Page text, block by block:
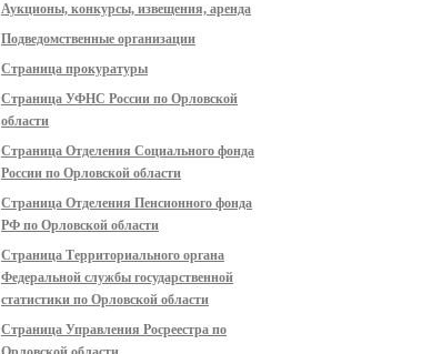
Аукционы, конкурсы, извещения, аренда
Подведомственные организации
Страница прокуратуры
Страница УФНС России по Орловской
области
Страница Отделения Социального фонда
России по Орловской области
Страница Отделения Пенсионного фонда
РФ по Орловской области
Страница Территориального органа
Федеральной службы государственной
статистики по Орловской области
Страница Управления Росреестра по